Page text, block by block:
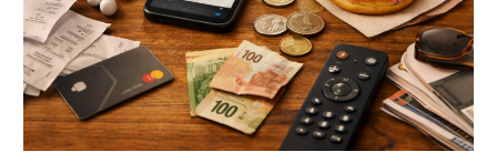
Generación